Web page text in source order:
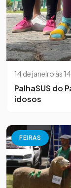
14 de janeiro às
PalhaSUS do
idosos
FEIRAS